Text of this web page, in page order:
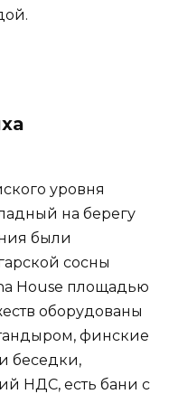
уровня
на берегу
были
сосны
House площадью
оборудованы
финские
беседки,
НДС, есть бани с